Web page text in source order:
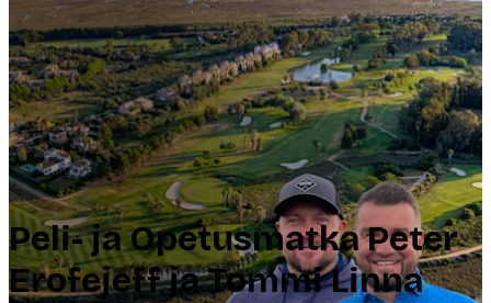
Peli- ja Opetusmatka Peter
Erofejeff ja Tommi Linna